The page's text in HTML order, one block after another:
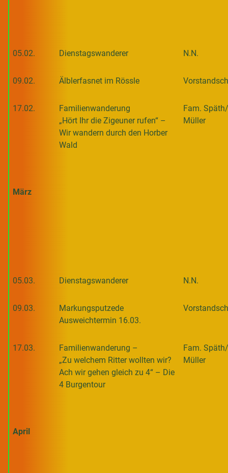
05.02. Dienstagswanderer N.N.
09.02. Älblerfasnet im Rössle
17.02.
Familienwanderung
„Hört Ihr die Zigeuner rufen“ –
Wir wandern durch den Horber
Wald
Fam.
Müller
März
05.03. Dienstagswanderer N.N.
09.03.
Markungsputzede
Ausweichtermin 16.03.
17.03.
Familienwanderung –
„Zu welchem Ritter wollten wir?
Ach wir gehen gleich zu 4“ – Die
4 Burgentour
Fam.
Müller
April